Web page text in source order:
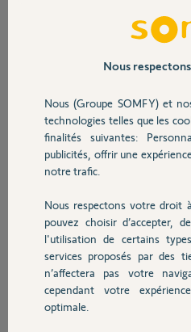
Sécurité
Domotique
Chauffage
Autres produits
quand je teste mes éléments en
s'allume et le bip retenti cependant
j'attend 5 minute a l'extérieur et que
il y a plus de 8 ans
Participer au
Bonjour
qui a t'il dans le journal des
d'écran à partir du mode web ?
Anonyme
Nous
Nous (Groupe SOMFY) et
technologies telles que les
finalités suivantes:
publicités, offrir une
notre trafic.
Nous respectons votre droit
pouvez choisir d’accepter,
l'utilisation de certains
services proposés par des
n’affectera pas votre
cependant votre
optimale.